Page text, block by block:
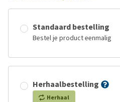
Standaard bestelling
Bestel je product eenmalig
Herhaalbestelling
Herhaal